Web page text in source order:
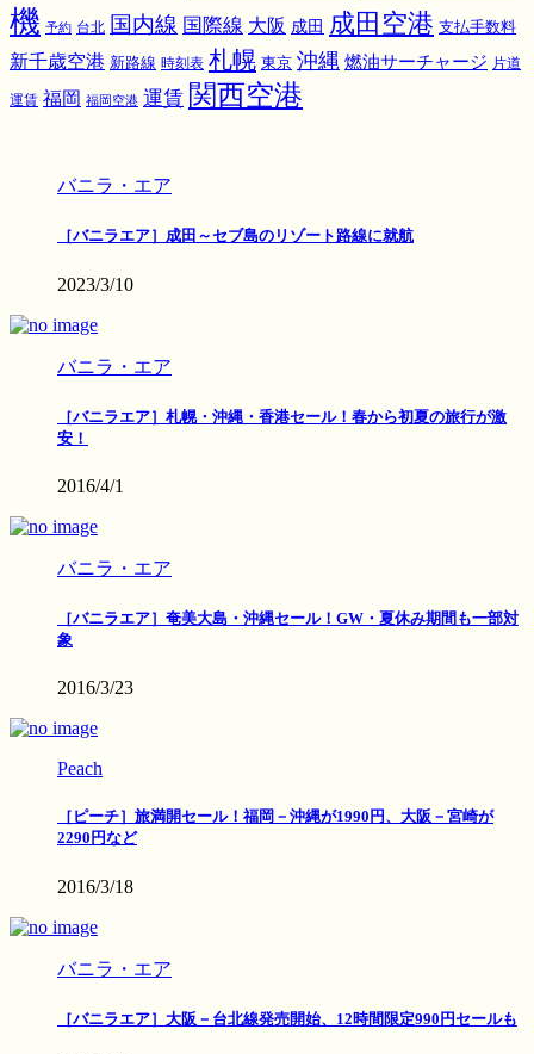
機 予約 台北 国内線 国際線 大阪 成田 成田空港 支払手数料
新千歳空港 新路線 時刻表 札幌 東京 沖縄 燃油サーチャージ 片道
運賃 福岡 福岡空港 運賃 関西空港
バニラ・エア
［バニラエア］成田～セブ島のリゾート路線に就航
2023/3/10
バニラ・エア
［バニラエア］札幌・沖縄・香港セール！春から初夏の旅行が激
安！
2016/4/1
バニラ・エア
［バニラエア］奄美大島・沖縄セール！GW・夏休み期間も一部対
象
2016/3/23
Peach
［ピーチ］旅満開セール！福岡－沖縄が1990円、大阪－宮崎が
2290円など
2016/3/18
バニラ・エア
［バニラエア］大阪－台北線発売開始、12時間限定990円セールも